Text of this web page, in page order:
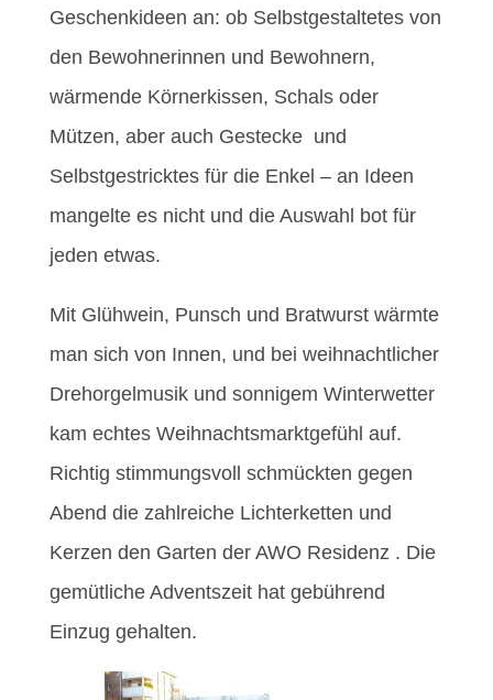
Geschenkideen an: ob Selbstgestaltetes von
den Bewohnerinnen und Bewohnern,
wärmende Körnerkissen, Schals oder
Mützen, aber auch Gestecke und
Selbstgestricktes für die Enkel – an Ideen
mangelte es nicht und die Auswahl bot für
jeden etwas.
Mit Glühwein, Punsch und Bratwurst wärmte
man sich von Innen, und bei weihnachtlicher
Drehorgelmusik und sonnigem Winterwetter
kam echtes Weihnachtsmarktgefühl auf.
Richtig stimmungsvoll schmückten gegen
Abend die zahlreiche Lichterketten und
Kerzen den Garten der AWO Residenz . Die
gemütliche Adventszeit hat gebührend
Einzug gehalten.